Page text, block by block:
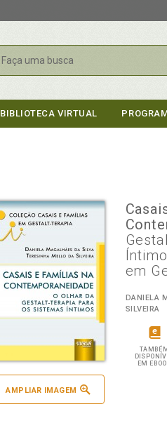
Buscar
BIBLIOTECA VIRTUAL
AMPLIAR IMAGEM
em
DANIELA
SILVEIRA
TAMBÉM
EM